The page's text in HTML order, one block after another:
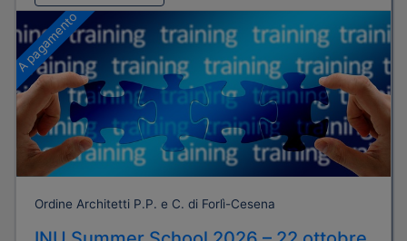
A pagamento
Ordine Architetti P.P. e C. di Forlì-Cesena